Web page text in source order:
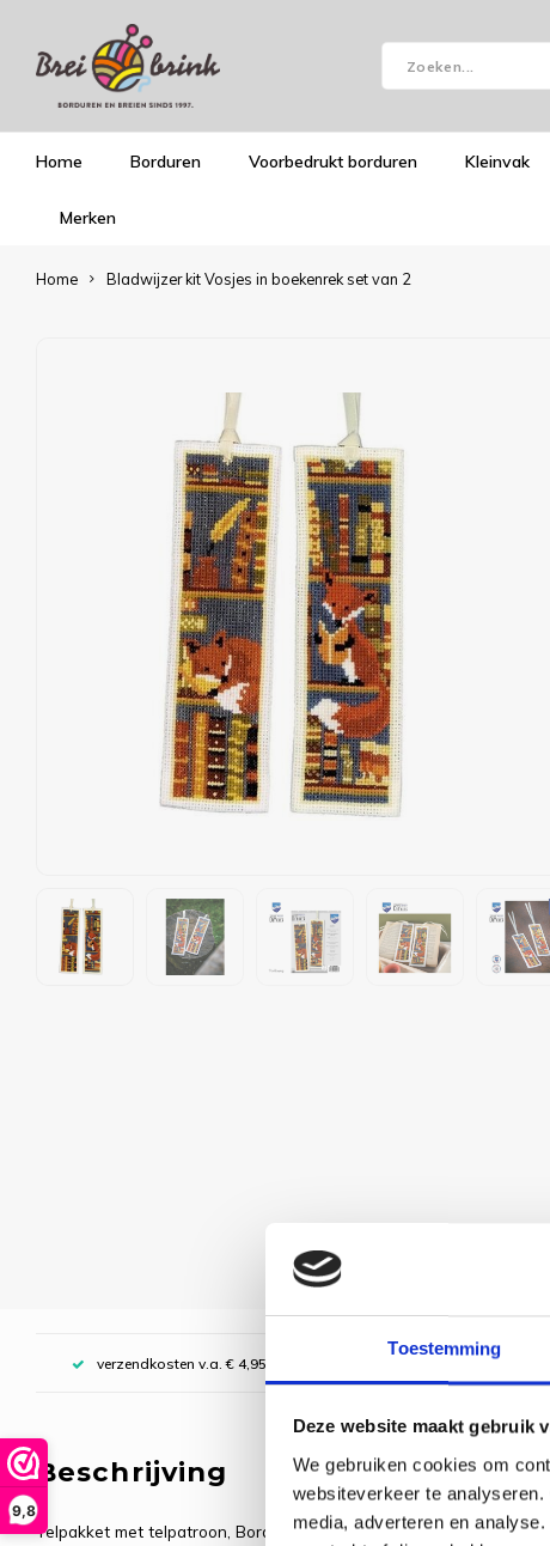
9,8
Toestemming
Deze website maakt gebruik
We gebruiken cookies om
websiteverkeer te
media, adverteren en
Home Borduren Voorbedrukt borduren Kleinvak
Merken
Home Bladwijzer kit Vosjes in boekenrek set van 2
verzendkosten v.a. € 4,95, boven € 70,00 gratis (NL)
Beschrijving
Telpakket met telpatroon, Borduurstof: 100% katoen, Garen: 100%